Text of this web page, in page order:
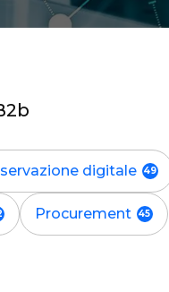
digitale
Procurement